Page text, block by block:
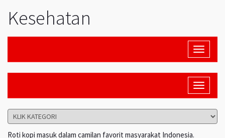
Kesehatan
Toggle
Toggle
Roti kopi masuk dalam camilan favorit masyarakat Indonesia.